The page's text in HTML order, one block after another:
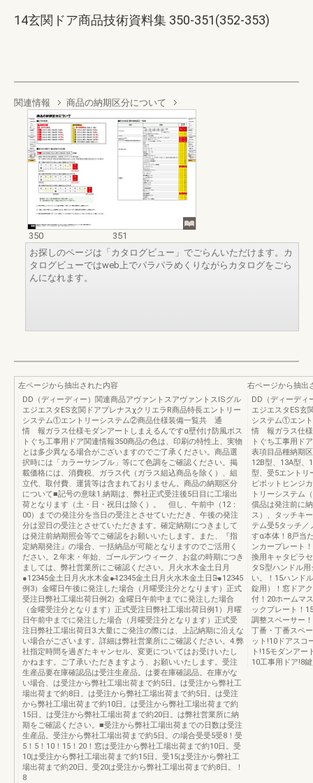
14玄関ドア商品技術資料集 350-351(352-353)
関連情報 商品の納期区分について
350
351
お探しのページは「カタログビュー」でごらんいただけます。カ
タログビューではweb上でパラパラめくりながらカタログをごら
んになれます。
左ページから抽出された内容
DD（ディーディー）関連商品アヴァントスアヴァントスISグル
エジエスタES玄関ドアプレナスχクリエラR商品特長エントリー
システム①エントリーシステム②商品仕様装備一覧共 通
情 報ガラス仕様モダンアートしまえるんですα壁付け防風ポス
トぐち工事用ドア関連情報350商品の色は、印刷の特性上、実物
とは多少異なる場合がございますのでご了承ください。商品選
択時には「カラーサンプル」等にて色調をご確認ください。掲
載価格には、消費税、ガラス代（ガラス組込商品を除く）、組
立代、取付費、運賃等は含まれておりません。商品の納期区分
について■記号の意味1.納期は、弊社正式受注後5日目に工場出
荷となります（土・日・祝日は除く）。 但し、午前中（12：
00）までの発注分を当日の受注とさせていただき、午後の発注
分は翌日の受注とさせていただきます。確定納期につきまして
は発注前納期照会等でご確認をお願いいたします。また、『指
定納期発注』の場合、一括納品が可能となりますのでご活用く
ださい。2.年末・年始、ゴールデンウィーク、お盆の時期につき
ましては、弊社営業所にご確認ください。月火水木金土日月
●1234̶̶5金土日月火水木金●̶̶12345金土日月火水木金土日月̶̶●1234̶̶5
例3）金曜日午後に発注した場合（月曜受注分となります）正式
受注日弊社工場出荷日例2）金曜日午前中までに発注した場合
（金曜受注分となります）正式受注日弊社工場出荷日例1）月曜
日午前中までに発注した場合（月曜受注分となります）正式受
注日弊社工場出荷日3.大量にご発注の際には、上記納期に沿えな
い場合がございます。詳細は弊社営業所にご確認ください。4.弊
社指定時間を過ぎたキャンセル、変更についてはお受けいたし
かねます。ご了承いただきますよう、お願いいたします。受注
生産品要在庫確認品は受注生産品。は要在庫確認品。在庫がな
い場合、は受注から弊社工場出荷まで約5日。は受注から弊社工
場出荷まで約8日。は受注から弊社工場出荷まで約5日。は受注
から弊社工場出荷まで約10日。は受注から弊社工場出荷まで約
15日。は受注から弊社工場出荷まで約20日。は弊社営業所に納
期をご確認ください。■受注から弊社工場出荷までの日数は受注
生産品。受注から弊社工場出荷まで約5日。の場合受受5受8！受
5！5！10！15！20！窓は受注から弊社工場出荷まで約10日。受
10は受注から弊社工場出荷まで約15日。受15は受注から弊社工
場出荷まで約20日。受20は受注から弊社工場出荷まで約8日。！
8
右ページから抽出
DD（ディーディ
エジエスタES玄
システム①エン
情 報ガラス仕様
トぐち工事用ド
表項目品種納期
12B型、13A型、
型、受5エントリ
ピポットヒンジ
トリーシステム
償品は発注前に
ス）、タッチキ
テム受5タッチ／
すα本体！8戸当
ンカープレート
換用キャタピラ
タS型ハンドル
い。！15ハンド
錠用）！窓ドア
付！20ホームマ
ックプレート！
調整スペーサー
丁番・丁番スペ
ット!10ドアスコ
ト!15モダンアー
10工事用ドア!8